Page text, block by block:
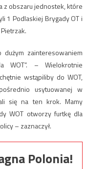
z obszaru jednostek, które
1 Podlaskiej Brygady OT i
dużym zainteresowaniem
WOT”. – Wielokrotnie
wstąpiliby do WOT,
usytuowanej w
się na ten krok. Mamy
WOT otworzy furtkę dla
– zaznaczył.
Polonia!